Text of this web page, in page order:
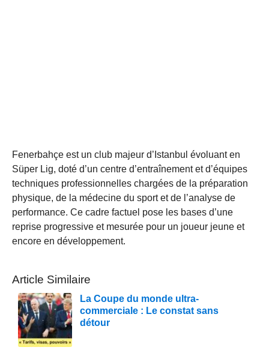
Fenerbahçe est un club majeur d’Istanbul évoluant en
Süper Lig, doté d’un centre d’entraînement et d’équipes
techniques professionnelles chargées de la préparation
physique, de la médecine du sport et de l’analyse de
performance. Ce cadre factuel pose les bases d’une
reprise progressive et mesurée pour un joueur jeune et
encore en développement.
Article Similaire
La Coupe du monde ultra-
commerciale : Le constat sans
détour